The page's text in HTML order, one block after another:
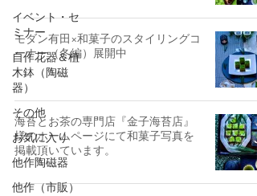
イベント・セ
ミナー
自作花器＆植
木鉢（陶磁
器）
その他
お気に入り
他作陶磁器
他作（市販）
モダン有田×和菓子のスタイリングコ
ーナー（冬編）展開中
海苔とお茶の専門店『金子海苔店』
様のホームページにて和菓子写真を
掲載頂いています。